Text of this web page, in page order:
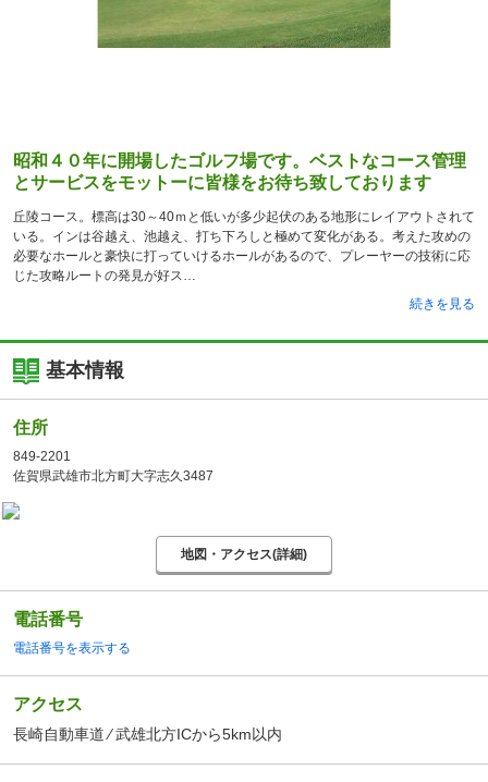
昭和４０年に開場したゴルフ場です。ベストなコース管理
とサービスをモットーに皆様をお待ち致しております
丘陵コース。標高は30～40ｍと低いが多少起伏のある地形にレイアウトされて
いる。インは谷越え、池越え、打ち下ろしと極めて変化がある。考えた攻めの
必要なホールと豪快に打っていけるホールがあるので、プレーヤーの技術に応
じた攻略ルートの発見が好ス
続きを見る
基本情報
住所
849-2201
佐賀県武雄市北方町大字志久3487
地図・アクセス(詳細)
電話番号
電話番号を表示する
アクセス
長崎自動車道 ⁄ 武雄北方ICから5km以内